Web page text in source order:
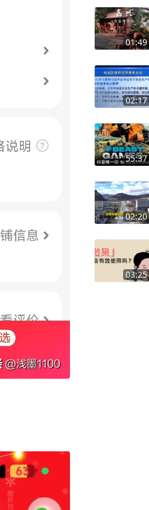
01:49
02:17
55:37
02:20
03:25